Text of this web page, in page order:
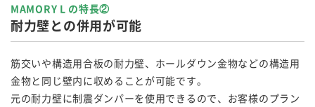
MAMORY L の特長②
耐力壁との併用が可能
筋交いや構造用合板の耐力壁、ホールダウン金物などの構造用
金物と同じ壁内に収めることが可能です。
元の耐力壁に制震ダンパーを使用できるので、お客様のプラン